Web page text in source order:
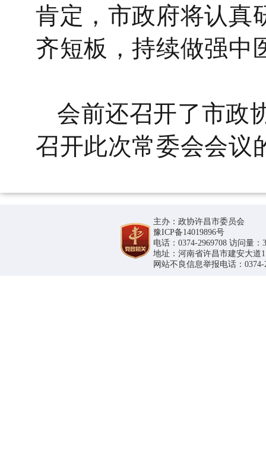
肯定 ，市政府将认
齐短板，持续做强中
会前还召开了市政
召开此次常委会会议
主办：政协许昌市委员会
豫ICP备14019896号
电话：0374-2969708 访问量：
地址：河南省许昌市建安大道
网站不良信息举报电话：